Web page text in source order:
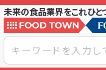
未来の食品業界をこれひと